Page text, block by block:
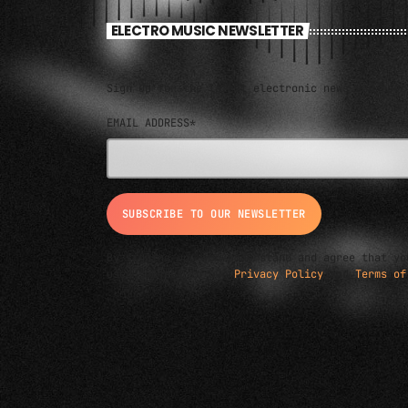
ELECTRO MUSIC NEWSLETTER
Sign up for the latest electronic news and
EMAIL ADDRESS*
By signing up, you understand and agree that
Privacy Policy andTerms